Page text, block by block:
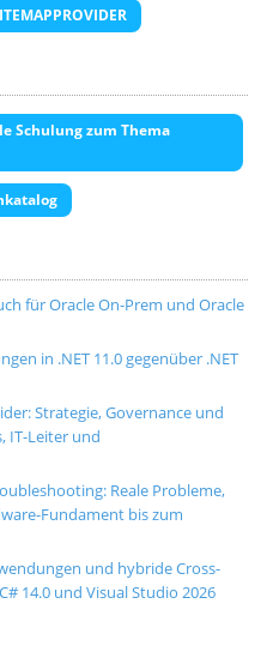
Schulung zum Thema
für Oracle On-Prem und Oracle
in .NET 11.0 gegenüber .NET
Strategie, Governance und
IT-Leiter und
Reale Probleme,
Fundament bis zum
und hybride Cross-
14.0 und Visual Studio 2026